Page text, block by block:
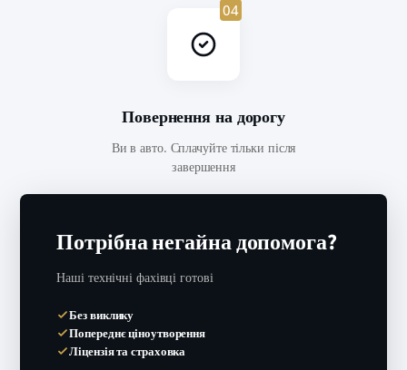
04
Повернення на дорогу
Ви в авто. Сплачуйте тільки після
завершення
Потрібна негайна допомога?
Наші технічні фахівці готові
Без виклику
Попереднє ціноутворення
Ліцензія та страховка